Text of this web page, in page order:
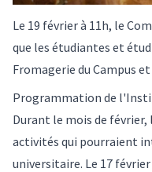
Le 19 février à 11h, le
que les étudiantes et
Fromagerie du Campus
Programmation de
Durant le mois de février,
activités qui pourraient
universitaire. Le 17